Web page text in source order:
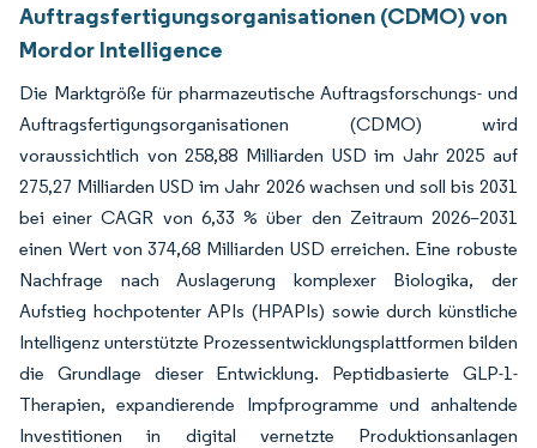
Auftragsfertigungsorganisationen (CDMO) von
Mordor Intelligence
Die Marktgröße für pharmazeutische Auftragsforschungs- und
Auftragsfertigungsorganisationen (CDMO) wird
voraussichtlich von 258,88 Milliarden USD im Jahr 2025 auf
275,27 Milliarden USD im Jahr 2026 wachsen und soll bis 2031
bei einer CAGR von 6,33 % über den Zeitraum 2026–2031
einen Wert von 374,68 Milliarden USD erreichen. Eine robuste
Nachfrage nach Auslagerung komplexer Biologika, der
Aufstieg hochpotenter APIs (HPAPIs) sowie durch künstliche
Intelligenz unterstützte Prozessentwicklungsplattformen bilden
die Grundlage dieser Entwicklung. Peptidbasierte GLP-1-
Therapien, expandierende Impfprogramme und anhaltende
Investitionen in digital vernetzte Produktionsanlagen